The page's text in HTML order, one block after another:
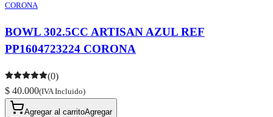
CORONA
BOWL 302.5CC ARTISAN AZUL REF
PP1604723224 CORONA
(0)
$ 40.000(IVA Incluido)
Agregar al carritoAgregar